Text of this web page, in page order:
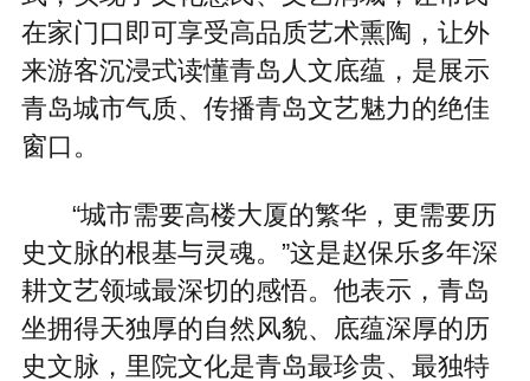
在家门口即可享受高品质艺术熏陶，让外
来游客沉浸式读懂青岛人文底蕴，是展示
青岛城市气质、传播青岛文艺魅力的绝佳
窗口。
“城市需要高楼大厦的繁华，更需要历
史文脉的根基与灵魂。”这是赵保乐多年深
耕文艺领域最深切的感悟。他表示，青岛
坐拥得天独厚的自然风貌、底蕴深厚的历
史文脉，里院文化是青岛最珍贵、最独特